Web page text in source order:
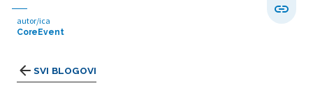
SVI BLOGOVI
autor/ica
CoreEvent